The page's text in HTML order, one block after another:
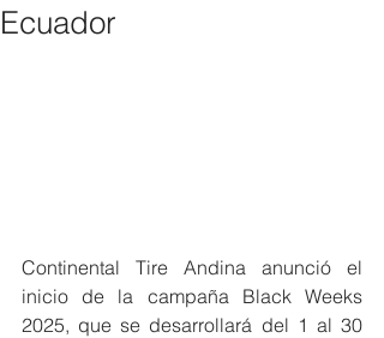
Ecuador
Continental Tire Andina anunció el
inicio de la campaña Black Weeks
2025, que se desarrollará del 1 al 30